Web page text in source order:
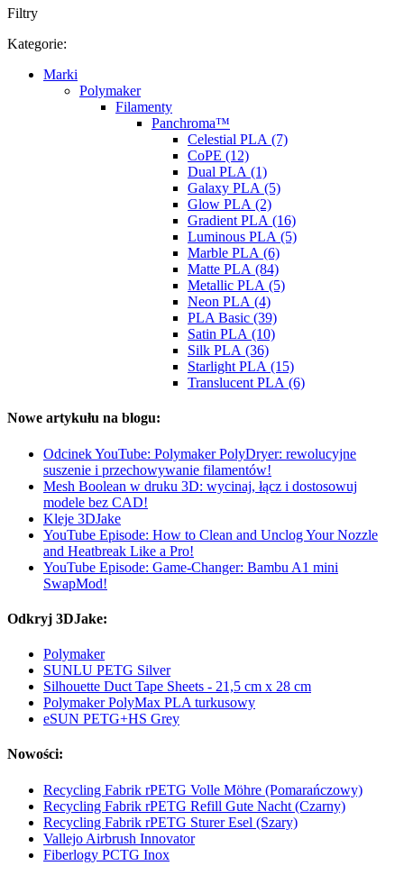
Filtry
Kategorie:
Marki
Polymaker
Filamenty
Panchroma™
Celestial PLA (7)
CoPE (12)
Dual PLA (1)
Galaxy PLA (5)
Glow PLA (2)
Gradient PLA (16)
Luminous PLA (5)
Marble PLA (6)
Matte PLA (84)
Metallic PLA (5)
Neon PLA (4)
PLA Basic (39)
Satin PLA (10)
Silk PLA (36)
Starlight PLA (15)
Translucent PLA (6)
Nowe artykułu na blogu:
Odcinek YouTube: Polymaker PolyDryer: rewolucyjne
suszenie i przechowywanie filamentów!
Mesh Boolean w druku 3D: wycinaj, łącz i dostosowuj
modele bez CAD!
Kleje 3DJake
YouTube Episode: How to Clean and Unclog Your Nozzle
and Heatbreak Like a Pro!
YouTube Episode: Game-Changer: Bambu A1 mini
SwapMod!
Odkryj 3DJake:
Polymaker
SUNLU PETG Silver
Silhouette Duct Tape Sheets - 21,5 cm x 28 cm
Polymaker PolyMax PLA turkusowy
eSUN PETG+HS Grey
Nowości:
Recycling Fabrik rPETG Volle Möhre (Pomarańczowy)
Recycling Fabrik rPETG Refill Gute Nacht (Czarny)
Recycling Fabrik rPETG Sturer Esel (Szary)
Vallejo Airbrush Innovator
Fiberlogy PCTG Inox